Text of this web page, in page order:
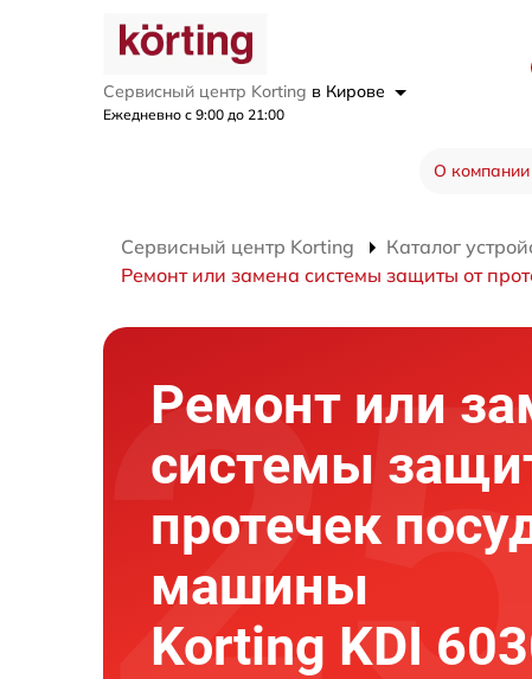
Сервисный центр Korting в Кирове
Ежедневно с 9:00 до 21:00
О компании
Сервисный центр Korting Каталог
Ремонт или замена системы защиты от
Ремонт или
системы
протечек
машины
Korting KDI